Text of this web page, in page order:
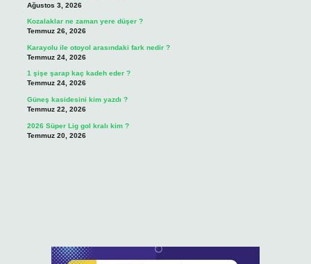
Ağustos 3, 2026
Kozalaklar ne zaman yere düşer ?
Temmuz 26, 2026
Karayolu ile otoyol arasındaki fark nedir ?
Temmuz 24, 2026
1 şişe şarap kaç kadeh eder ?
Temmuz 24, 2026
Güneş kasidesini kim yazdı ?
Temmuz 22, 2026
2026 Süper Lig gol kralı kim ?
Temmuz 20, 2026